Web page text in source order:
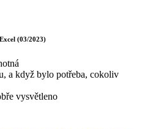
(03/2023)
a když bylo potřeba, cokoliv
vysvětleno